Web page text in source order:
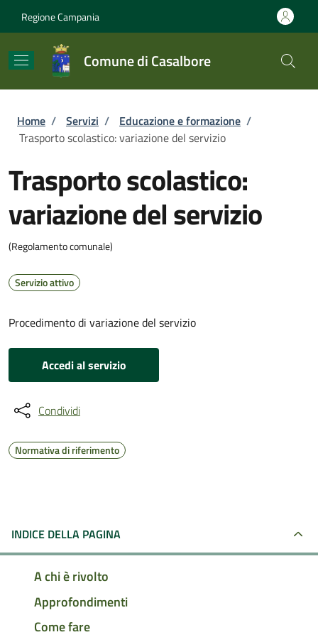
Regione Campania
Comune di Casalbore
Briciole di pane
Home / Servizi / Educazione e formazione /
Trasporto scolastico: variazione del servizio
Trasporto scolastico:
variazione del servizio
(Regolamento comunale)
Servizio attivo
Procedimento di variazione del servizio
Accedi al servizio
Condividi
Normativa di riferimento
INDICE DELLA PAGINA
A chi è rivolto
Approfondimenti
Come fare